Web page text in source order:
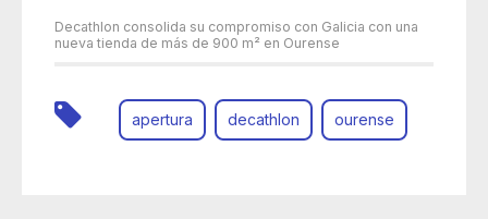
Decathlon consolida su compromiso con Galicia con una
nueva tienda de más de 900 m² en Ourense
apertura decathlon ourense